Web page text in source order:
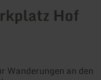
Hof
Wanderungen an den